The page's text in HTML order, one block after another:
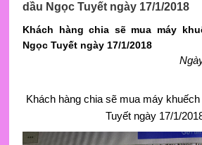
dầu Ngọc Tuyết ngày 17/1/2018
Khách hàng chia sẽ mua máy
Ngọc Tuyết ngày 17/1/2018
Khách hàng chia sẽ mua máy
Tuyết ngày 17/1/